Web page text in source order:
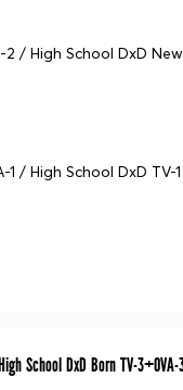
High School DxD
High School DxD TV-1
School DxD Born TV-3+OVA-